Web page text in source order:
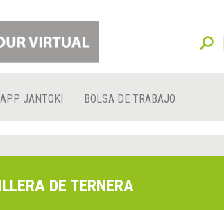
APP JANTOKI BOLSA DE TRABAJO
DE TERNERA